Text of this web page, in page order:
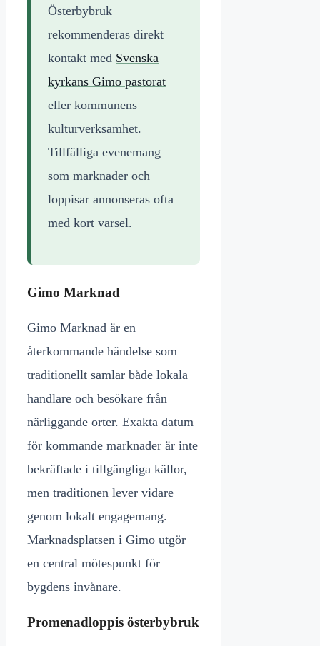
Österbybruk
rekommenderas direkt
kontakt med Svenska
kyrkans Gimo pastorat
eller kommunens
kulturverksamhet.
Tillfälliga evenemang
som marknader och
loppisar annonseras ofta
med kort varsel.
Gimo Marknad
Gimo Marknad är en
återkommande händelse som
traditionellt samlar både lokala
handlare och besökare från
närliggande orter. Exakta datum
för kommande marknader är inte
bekräftade i tillgängliga källor,
men traditionen lever vidare
genom lokalt engagemang.
Marknadsplatsen i Gimo utgör
en central mötespunkt för
bygdens invånare.
Promenadloppis österbybruk